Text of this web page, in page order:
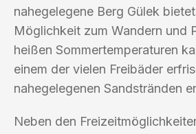
nahegelegene Berg Gülek
Möglichkeit zum Wandern und
heißen Sommertemperaturen
einem der vielen Freibäder
nahegelegenen Sandstränden
Neben den